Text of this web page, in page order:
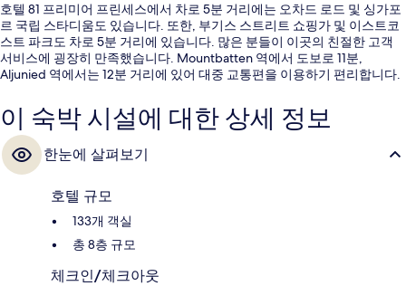
호텔 81 프리미어 프린세스에서 차로 5분 거리에는 오차드 로드 및 싱가포
르 국립 스타디움도 있습니다. 또한, 부기스 스트리트 쇼핑가 및 이스트코
스트 파크도 차로 5분 거리에 있습니다. 많은 분들이 이곳의 친절한 고객
서비스에 굉장히 만족했습니다. Mountbatten 역에서 도보로 11분,
Aljunied 역에서는 12분 거리에 있어 대중 교통편을 이용하기 편리합니다.
이 숙박 시설에 대한 상세 정보
한눈에 살펴보기
호텔 규모
133개 객실
총 8층 규모
체크인/체크아웃